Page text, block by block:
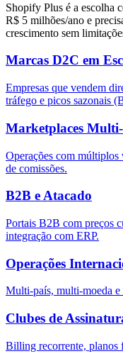
Shopify Plus é a escolha
R$ 5 milhões/ano e
crescimento sem
Marcas D2C em
Empresas que vendem
tráfego e picos sazonais
Marketplaces
Operações com múltiplos
de comissões.
B2B e Atacado
Portais B2B com preços
integração com ERP.
Operações
Multi-país, multi-moeda
Clubes de
Billing recorrente, planos